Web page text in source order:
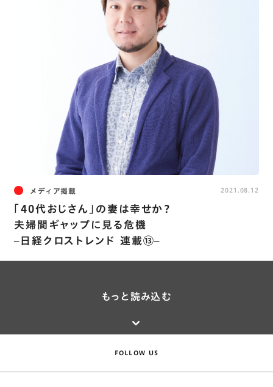
メディア掲載
「40代おじさん」の妻は幸せか？
夫婦間ギャップに見る危機
–日経クロストレンド 連載⑬–
2021.08.12
もっと読み込む
FOLLOW US